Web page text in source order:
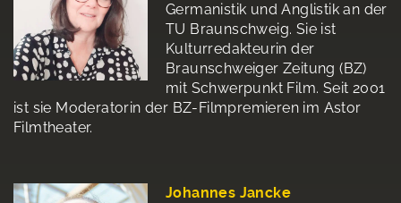
Germanistik und Anglistik an der
TU Braunschweig. Sie ist
Kulturredakteurin der
Braunschweiger Zeitung (BZ)
mit Schwerpunkt Film. Seit 2001
ist sie Moderatorin der BZ-Filmpremieren im Astor
Filmtheater.
Johannes Jancke